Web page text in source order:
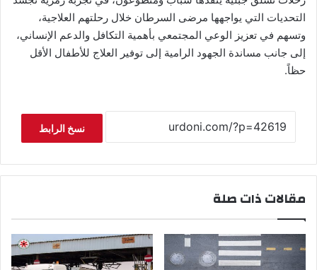
التحديات التي يواجهها مرضى السرطان خلال رحلتهم العلاجية،
وتسهم في تعزيز الوعي المجتمعي بأهمية التكافل والدعم الإنساني،
إلى جانب مساندة الجهود الرامية إلى توفير العلاج للأطفال الأقل
حظاً.
نسخ الرابط
مقالات ذات صلة